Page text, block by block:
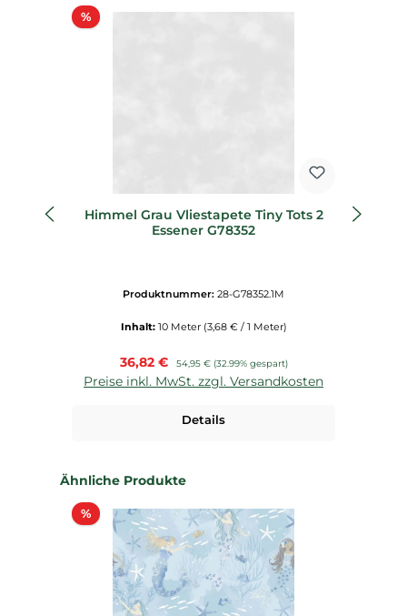
%Rabatt
Himmel Grau Vliestapete Tiny Tots 2
Essener G78352
Produktnummer: 28-G78352.1M
Inhalt: 10 Meter (3,68 € / 1 Meter)
Verkaufspreis:
36,82 € Regulärer Preis:
54,95 € (32.99% gespart)
Preise inkl. MwSt. zzgl. Versandkosten
Details
Produktgalerie überspringen
Ähnliche Produkte
%Rabatt